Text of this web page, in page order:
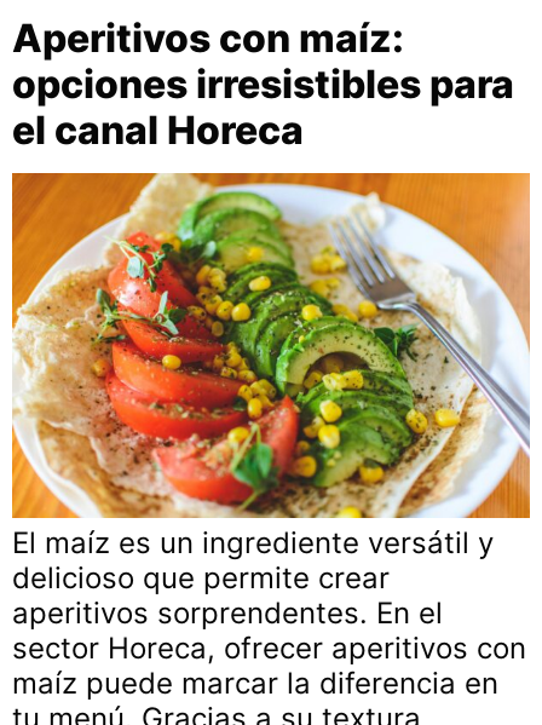
Aperitivos con maíz:
opciones irresistibles para
el canal Horeca
El maíz es un ingrediente versátil y
delicioso que permite crear
aperitivos sorprendentes. En el
sector Horeca, ofrecer aperitivos con
maíz puede marcar la diferencia en